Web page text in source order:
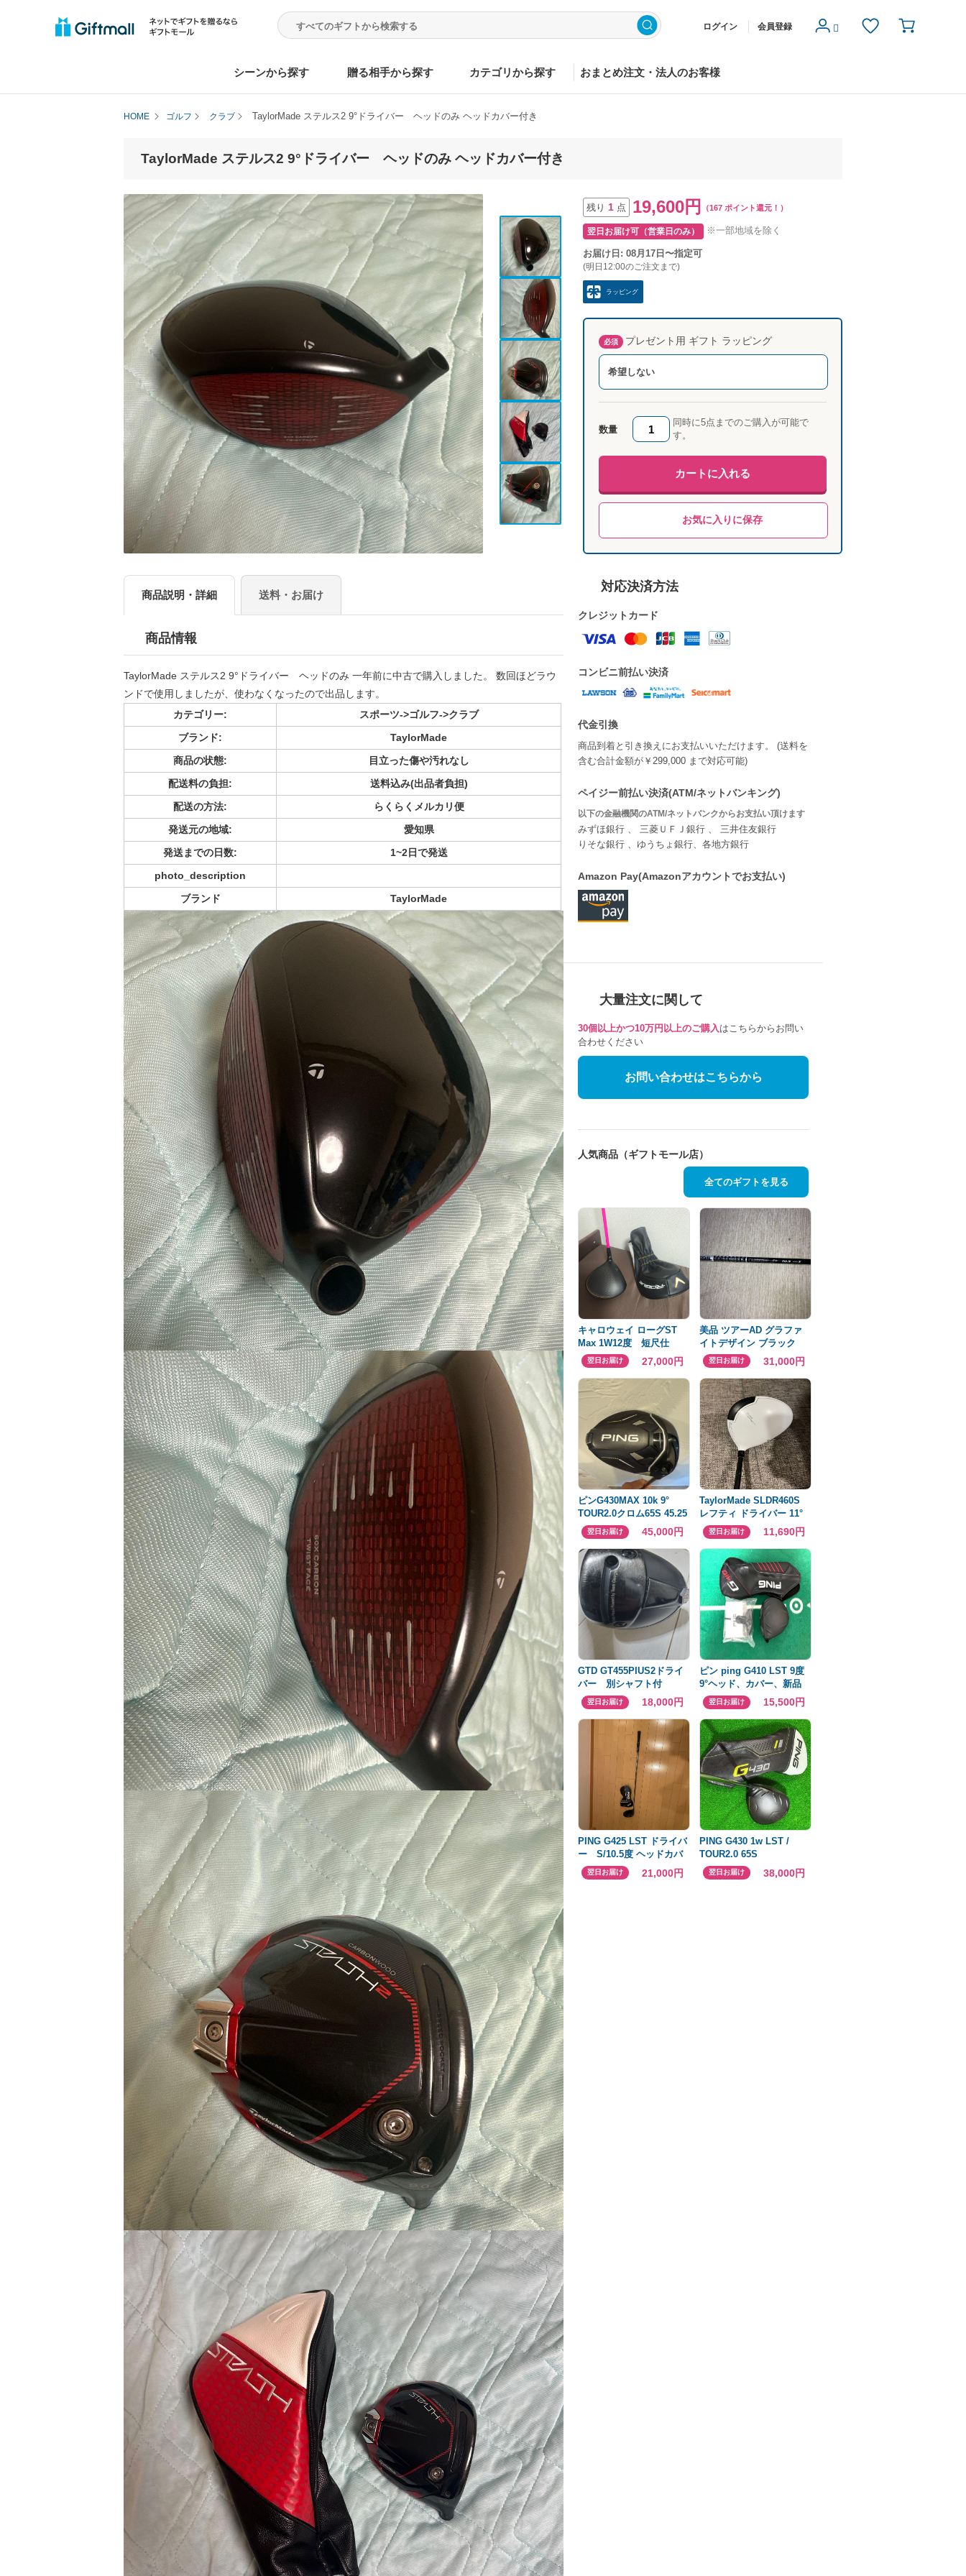
ログイン 会員登録
シーンから探す 贈る相手から探す カテゴリから探す おまとめ注文・法人のお客様
HOME ゴルフ クラブ TaylorMade ステルス2 9°ドライバー ヘッドのみ ヘッドカバー付き
TaylorMade ステルス2 9°ドライバー ヘッドのみ ヘッドカバー付き
商品説明・詳細 送料・お届け
商品情報
TaylorMade ステルス2 9°ドライバー ヘッドのみ 一年前に中古で購入しました。 数回ほどラウ
ンドで使用しましたが、使わなくなったので出品します。
カテゴリー:
スポーツ->ゴルフ->クラブ
ブランド:
TaylorMade
商品の状態:
目立った傷や汚れなし
配送料の負担:
送料込み(出品者負担)
配送の方法:
らくらくメルカリ便
発送元の地域:
愛知県
発送までの日数:
1~2日で発送
photo_description
ブランド
TaylorMade
残り 1 点 19,600円 （167 ポイント還元！）
翌日お届け可（営業日のみ） ※一部地域を除く
お届け日: 08月17日〜指定可
(明日12:00のご注文まで)
ラッピング
必須 プレゼント用 ギフト ラッピング
希望しない
数量
同時に5点までのご購入が可能で
す。
カートに入れる
お気に入りに保存
対応決済方法
クレジットカード
コンビニ前払い決済
代金引換
商品到着と引き換えにお支払いいただけます。 (送料を
含む合計金額が￥299,000 まで対応可能)
ペイジー前払い決済(ATM/ネットバンキング)
以下の金融機関のATM/ネットバンクからお支払い頂けます
みずほ銀行 、 三菱ＵＦＪ銀行 、 三井住友銀行
りそな銀行 、ゆうちょ銀行、各地方銀行
Amazon Pay(Amazonアカウントでお支払い)
大量注文に関して
30個以上かつ10万円以上のご購入 はこちらからお問い
合わせください
お問い合わせはこちらから
人気商品（ギフトモール店）
全てのギフトを見る
キャロウェイ ローグST
Max 1W12度 短尺仕
様 ダースピンク
翌日お届け 27,000円
美品 ツアーAD グラファ
イトデザイン ブラック
DI-5 X ドライバー
翌日お届け 31,000円
ピンG430MAX 10k 9°
TOUR2.0クロム65S 45.25
インチ
翌日お届け 45,000円
TaylorMade SLDR460S
レフティ ドライバー 11°
翌日お届け 11,690円
GTD GT455PIUS2ドライ
バー 別シャフト付
翌日お届け 18,000円
ピン ping G410 LST 9度
9°ヘッド、カバー、新品
レンチ付
翌日お届け 15,500円
PING G425 LST ドライバ
ー S/10.5度 ヘッドカバ
ー付き
翌日お届け 21,000円
PING G430 1w LST /
TOUR2.0 65S
翌日お届け 38,000円